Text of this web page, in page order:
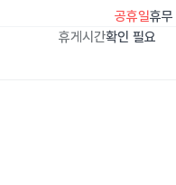
공휴일휴무
휴게시간확인 필요